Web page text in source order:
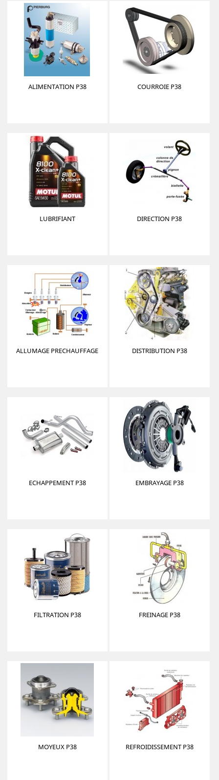
ALIMENTATION P38 COURROIE P38
LUBRIFIANT DIRECTION P38
ALLUMAGE PRECHAUFFAGE DISTRIBUTION P38
ECHAPPEMENT P38 EMBRAYAGE P38
FILTRATION P38 FREINAGE P38
MOYEUX P38 REFROIDISSEMENT P38